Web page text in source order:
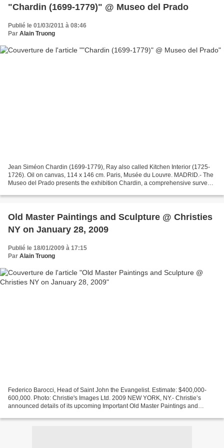
"Chardin (1699-1779)" @ Museo del Prado
Publié le 01/03/2011 à 08:46
Par Alain Truong
Jean Siméon Chardin (1699-1779), Ray also called Kitchen Interior (1725-
1726). Oil on canvas, 114 x 146 cm. Paris, Musée du Louvre. MADRID.- The
Museo del Prado presents the exhibition Chardin, a comprehensive survey
Old Master Paintings and Sculpture @ Christies
NY on January 28, 2009
Publié le 18/01/2009 à 17:15
Par Alain Truong
Federico Barocci, Head of Saint John the Evangelist. Estimate: $400,000-
600,000. Photo: Christie's Images Ltd. 2009 NEW YORK, NY.- Christie’s
announced details of its upcoming Important Old Master Paintings and